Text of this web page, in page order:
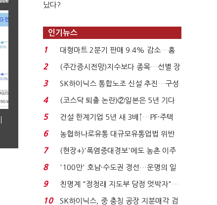
났다?
인기뉴스
1
대형마트 2분기 판매 9.4% 감소…홈
플러스 사태 여파...
2
(주간증시전망)지수보다 종목…선별 장
세 이어진다...
3
SK하이닉스 통합노조 신설 추진…구성
원 간 성과급 불...
4
(코스닥 퇴출 논란)②일본은 5년 기다
려주는데 우리는 ...
5
건설 한계기업 5년 새 3배↑…PF·주택
침체에 재무 ...
6
농협하나로유통 대규모유통업법 위반
적발…공정위, 과...
7
(현장+)'폭염중대경보'에도 농촌 이주
노동자는 강행군…'야...
8
'100만' 호남·수도권 경선…운명의 일
주일
9
친명계 "정청래 지도부 당정 엇박자"…
친청계 "신천지 오...
10
SK하이닉스, 중 충칭 공장 지분매각 검